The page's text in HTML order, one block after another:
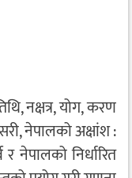
नक्षत्र, योग, करण
नेपालको अक्षांश :
नेपालको निर्धारित